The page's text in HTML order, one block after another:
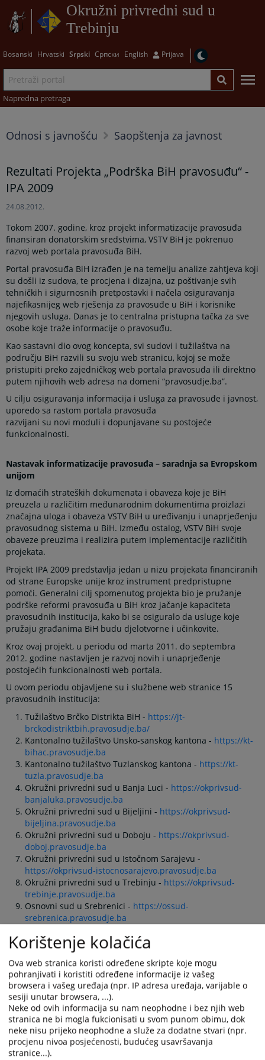
Okružni privredni sud u
Trebinju
Bosanski Hrvatski Srpski Српски English Prijava
Napredna pretraga
Odnosi s javnošću Saopštenja za javnost
Rezultati Projekta „Podrška BiH pravosuđu“ -
IPA 2009
24.08.2012.
Tokom 2007. godine, kroz projekt informatizacije pravosuđa
finansiran donatorskim sredstvima, VSTV BiH je pokrenuo
razvoj web portala pravosuđa BiH.
Portal pravosuđa BiH izrađen je na temelju analize zahtjeva koji
su došli iz sudova, te procjena i dizajna, uz poštivanje svih
tehničkih i sigurnosnih pretpostavki i načela osiguravanja
najefikasnijeg web rješenja za pravosuđe u BiH i korisnike
njegovih usluga. Danas je to centralna pristupna tačka za sve
osobe koje traže informacije o pravosuđu.
Kao sastavni dio ovog koncepta, svi sudovi i tužilaštva na
području BiH razvili su svoju web stranicu, kojoj se može
pristupiti preko zajedničkog web portala pravosuđa ili direktno
putem njihovih web adresa na domeni “pravosudje.ba”.
U cilju osiguravanja informacija i usluga za pravosuđe i javnost,
uporedo sa rastom portala pravosuđa
razvijani su novi moduli i dopunjavane su postojeće
funkcionalnosti.
Nastavak informatizacije pravosuđa – saradnja sa Evropskom
unijom
Iz domaćih strateških dokumenata i obaveza koje je BiH
preuzela u različitim međunarodnim dokumentima proizlazi
značajna uloga i obaveza VSTV BiH u uređivanju i unaprjeđenju
pravosudnog sistema u BiH. Između ostalog, VSTV BiH svoje
obaveze preuzima i realizira putem implementacije različitih
projekata.
Projekt IPA 2009 predstavlja jedan u nizu projekata financiranih
od strane Europske unije kroz instrument predpristupne
pomoći. Generalni cilj spomenutog projekta bio je pružanje
podrške reformi pravosuđa u BiH kroz jačanje kapaciteta
pravosudnih institucija, kako bi se osiguralo da usluge koje
pružaju građanima BiH budu djelotvorne i učinkovite.
Kroz ovaj projekt, u periodu od marta 2011. do septembra
2012. godine nastavljen je razvoj novih i unaprjeđenje
postojećih funkcionalnosti web portala.
U ovom periodu objavljene su i službene web stranice 15
pravosudnih institucija:
Tužilaštvo Brčko Distrikta BiH - https://jt-
brckodistriktbih.pravosudje.ba/
Kantonalno tužilaštvo Unsko-sanskog kantona - https://kt-
bihac.pravosudje.ba
Kantonalno tužilaštvo Tuzlanskog kantona - https://kt-
tuzla.pravosudje.ba
Okružni privredni sud u Banja Luci - https://okprivsud-
banjaluka.pravosudje.ba
Okružni privredni sud u Bijeljini - https://okprivsud-
bijeljina.pravosudje.ba
Okružni privredni sud u Doboju - https://okprivsud-
doboj.pravosudje.ba
Okružni privredni sud u Istočnom Sarajevu -
https://okprivsud-istocnosarajevo.pravosudje.ba
Okružni privredni sud u Trebinju - https://okprivsud-
trebinje.pravosudje.ba
Osnovni sud u Srebrenici - https://ossud-
srebrenica.pravosudje.ba
banjaluka.pravosudje.ba
Okružno tužilaštvo u Bijeljini -
bijeljina.pravosudje.ba
Okružno tužilaštvo u Istočnom Sarajevu - https://ot-
istocnosarajevo.pravosudje.ba
Viši privredni sud Banja Luka -
banjaluka.pravosudje.ba
Vrhovni sud Federacije Bosne i Hercegovine -https://vsud-
fbih.pravosudje.ba/
Vrhovni sud Republike Srpske -https://vsud-
Korištenje kolačića
Ova web stranica koristi određene skripte koje mogu
pohranjivati i koristiti određene informacije iz vašeg
browsera i vašeg uređaja (npr. IP adresa uređaja, varijable o
sesiji unutar browsera, ...).
Neke od ovih informacija su nam neophodne i bez njih web
stranica ne bi mogla fukcionisati u svom punom obimu, dok
neke nisu prijeko neophodne a služe za dodatne stvari (npr.
procjenu nivoa posjećenosti, budućeg usavršavanja
stranice...).